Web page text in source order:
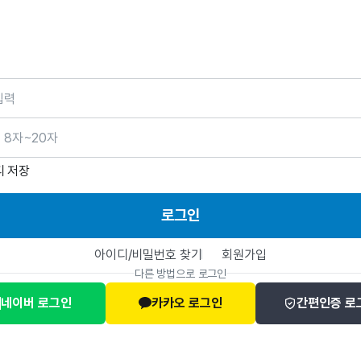
저장
로그인
아이디/비밀번호 찾기 회원가입
다른 방법으로 로그인
네이버 로그인 카카오 로그인 간편인증 로